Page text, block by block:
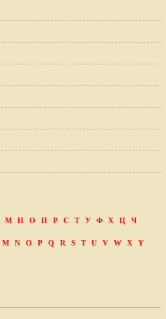
М Н О П Р С Т У Ф Х Ц
Ч
M N O P Q R S T U V W X
Y